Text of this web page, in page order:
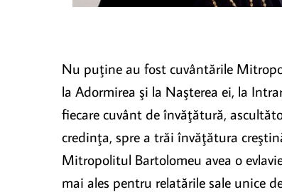
Nu puţine au fost cuvântările
la Adormirea şi la Naşterea ei, la
fiecare cuvânt de învăţătură,
credinţa, spre a trăi învăţătura
Mitropolitul Bartolomeu avea o
mai ales pentru relatările sale unice